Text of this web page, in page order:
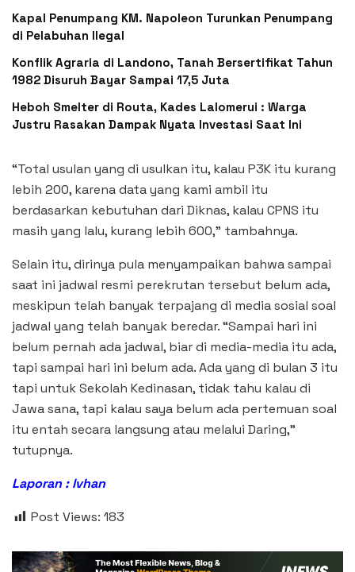
Kapal Penumpang KM. Napoleon Turunkan Penumpang
di Pelabuhan Ilegal
Konflik Agraria di Landono, Tanah Bersertifikat Tahun
1982 Disuruh Bayar Sampai 17,5 Juta
Heboh Smelter di Routa, Kades Lalomerui : Warga
Justru Rasakan Dampak Nyata Investasi Saat Ini
“Total usulan yang di usulkan itu, kalau P3K itu kurang
lebih 200, karena data yang kami ambil itu
berdasarkan kebutuhan dari Diknas, kalau CPNS itu
masih yang lalu, kurang lebih 600,” tambahnya.
Selain itu, dirinya pula menyampaikan bahwa sampai
saat ini jadwal resmi perekrutan tersebut belum ada,
meskipun telah banyak terpajang di media sosial soal
jadwal yang telah banyak beredar. “Sampai hari ini
belum pernah ada jadwal, biar di media-media itu ada,
tapi sampai hari ini belum ada. Ada yang di bulan 3 itu
tapi untuk Sekolah Kedinasan, tidak tahu kalau di
Jawa sana, tapi kalau saya belum ada pertemuan soal
itu entah secara langsung atau melalui Daring,”
tutupnya.
Laporan : Ivhan
Post Views: 183